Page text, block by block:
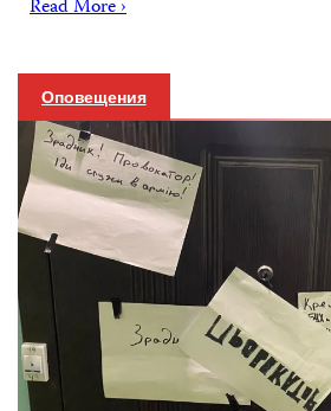
Read More ›
Оповещения